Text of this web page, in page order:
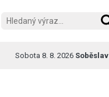
Sobota 8. 8. 2026 Soběslav